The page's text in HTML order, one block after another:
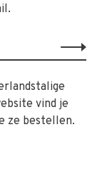
vind je
ze bestellen.